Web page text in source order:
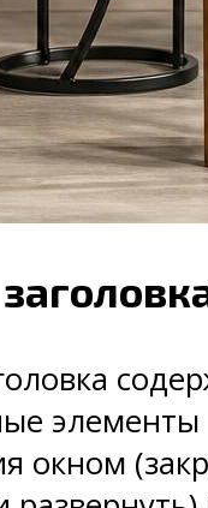
элементы
окном